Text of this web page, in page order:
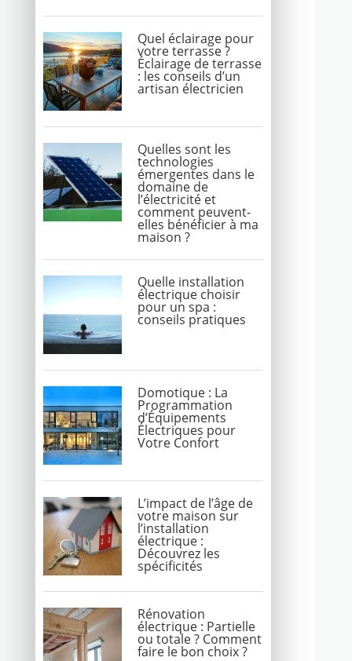
Quel éclairage pour
votre terrasse ?
Éclairage de terrasse
: les conseils d’un
artisan électricien
Quelles sont les
technologies
émergentes dans le
domaine de
l’électricité et
comment peuvent-
elles bénéficier à ma
maison ?
Quelle installation
électrique choisir
pour un spa :
conseils pratiques
Domotique : La
Programmation
d’Équipements
Électriques pour
Votre Confort
L’impact de l’âge de
votre maison sur
l’installation
électrique :
Découvrez les
spécificités
Rénovation
électrique : Partielle
ou totale ? Comment
faire le bon choix ?